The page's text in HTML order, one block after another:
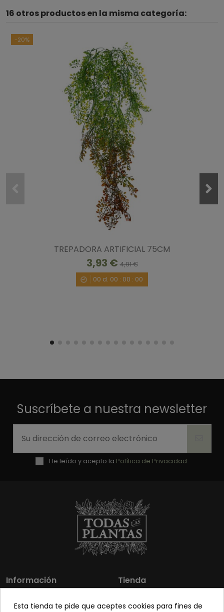
16 otros productos en la misma categoría:
-20%
TREPADORA ARTIFICIAL 75CM
3,93 €4,91 €
00 d. 00 : 00 : 00
Suscríbete a nuestra newsletter
He leído y acepto la Política de Privacidad.
Información
Los más vendidos
Tienda
Mi cuenta
Esta tienda te pide que aceptes cookies para fines de